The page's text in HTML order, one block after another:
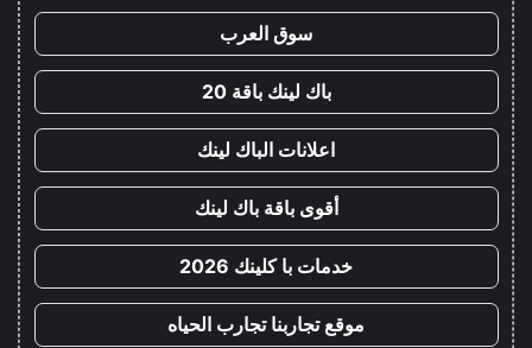
سوق العرب
باك لينك باقة 20
اعلانات الباك لينك
أقوى باقة باك لينك
خدمات با كلينك 2026
موقع تجاربنا تجارب الحياه